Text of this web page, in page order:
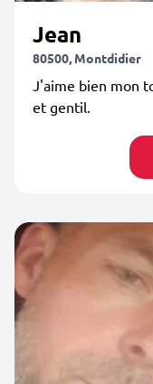
Jean
80500, Montdidier
J'aime bien mon
et gentil.